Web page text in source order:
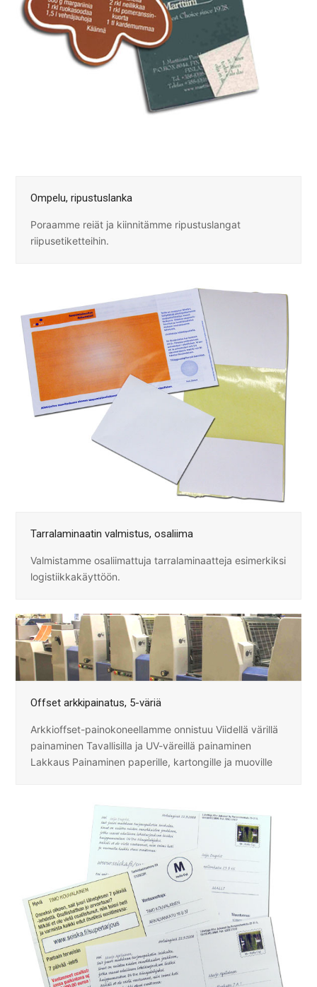
Ompelu, ripustuslanka
Poraamme reiät ja kiinnitämme ripustuslangat
riipusetiketteihin.
Tarralaminaatin valmistus, osaliima
Valmistamme osaliimattuja tarralaminaatteja esimerkiksi
logistiikkakäyttöön.
Offset arkkipainatus, 5-väriä
Arkkioffset-painokoneellamme onnistuu Viidellä värillä
painaminen Tavallisilla ja UV-väreillä painaminen
Lakkaus Painaminen paperille, kartongille ja muoville